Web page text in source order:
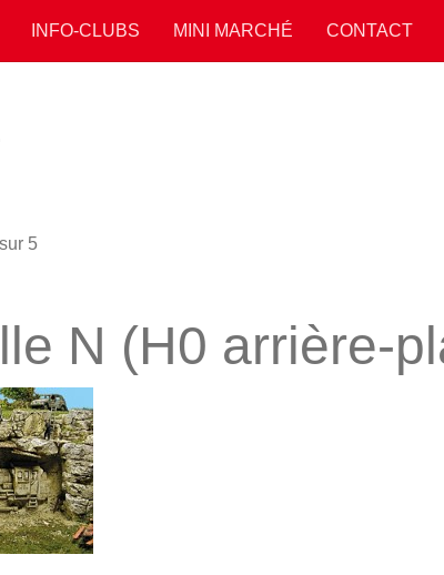
INFO-CLUBS MINI MARCHÉ CONTACT
5
N (H0 arrière-